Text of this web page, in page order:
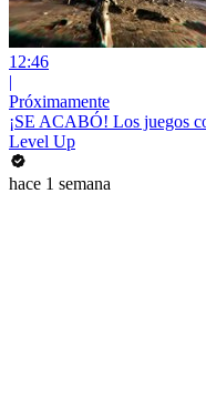
12:46
|
Próximamente
¡SE ACABÓ! Los juegos
Level Up
hace 1 semana